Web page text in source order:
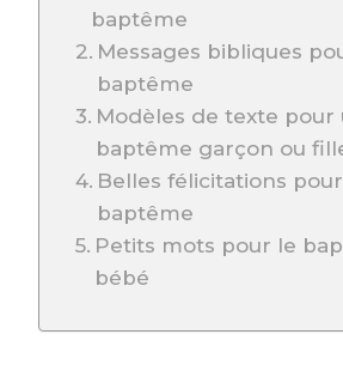
baptême
Messages bibliques
baptême
Modèles de texte pour
baptême garçon ou
Belles félicitations
baptême
Petits mots pour le
bébé